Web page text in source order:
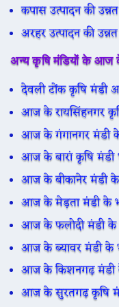
कपास उत्पादन की
अरहर उत्पादन की
अन्य कृषि मंडियों के आज
देवली टोंक कृषि मंडी
आज के रायसिंहनगर
आज के गंगानगर मंडी
आज के बारां कृषि मंडी
आज के बीकानेर मंडी
आज के मेड़ता मंडी के
आज के फलोदी मंडी के
आज के ब्यावर मंडी के
आज के किशनगढ़ मंडी
आज के सुरतगढ़ कृषि